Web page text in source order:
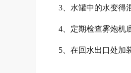
3、水罐中的水变得
4、定期检查雾炮机
5、在回水出口处加